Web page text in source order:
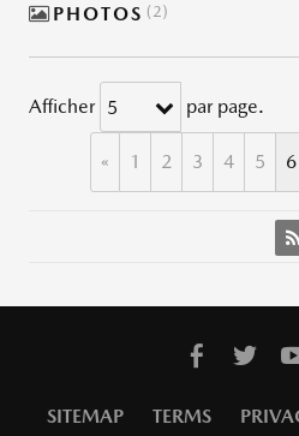
PHOTOS 2
Afficher 5 par page.
« 1 2 3 4 5 6
SITEMAP TERMS